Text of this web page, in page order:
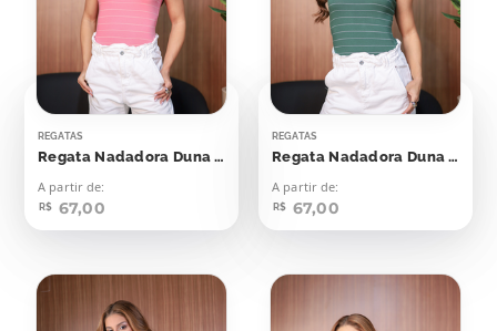
REGATAS
Regata Nadadora Duna Rosa Seco Listras Off
A partir de:
R$ 67,00
REGATAS
Regata Nadadora Duna Verde Esmeralda Com Off
A partir de:
R$ 67,00